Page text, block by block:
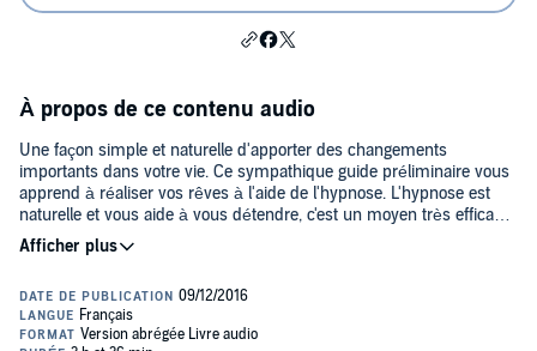
À propos de ce contenu audio
Une façon simple et naturelle d'apporter des changements
importants dans votre vie. Ce sympathique guide préliminaire vous
apprend à réaliser vos rêves à l'aide de l'hypnose. L'hypnose est
naturelle et vous aide à vous détendre, c'est un moyen très efficace
d'atteindre vos objectifs personnels, de maîtriser vos phobies et vos
peurs, de vous défaire de vos mauvaises habitudes, de développer
détaillées de cet enregistrement, vous apprendrez rapidement les
préceptes de l'hypnose et de l'autohypnose.
Perdre du poids,
cesser de fumer,
prendre de l'assurance,